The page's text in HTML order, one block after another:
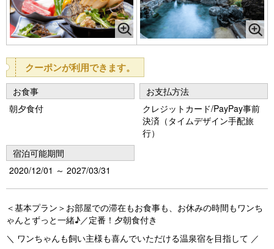
クーポンが利用できます。
お食事
朝夕食付
お支払方法
クレジットカード/PayPay事前
決済（タイムデザイン手配旅
行）
宿泊可能期間
2020/12/01 ～ 2027/03/31
＜基本プラン＞お部屋での滞在もお食事も、お休みの時間もワンち
ゃんとずっと一緒♪／定番！夕朝食付き
＼ ワンちゃんも飼い主様も喜んでいただける温泉宿を目指して ／